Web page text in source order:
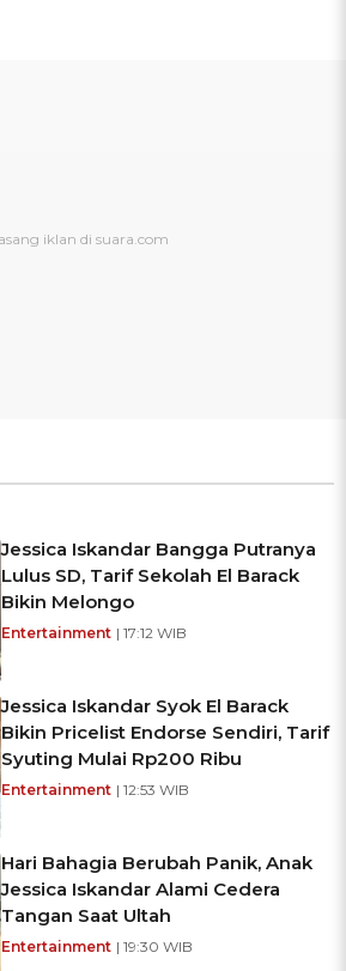
Jessica Iskandar Bangga Putranya
Lulus SD, Tarif Sekolah El Barack
Bikin Melongo
Entertainment | 17:12 WIB
Jessica Iskandar Syok El Barack
Bikin Pricelist Endorse Sendiri, Tarif
Syuting Mulai Rp200 Ribu
Entertainment | 12:53 WIB
Hari Bahagia Berubah Panik, Anak
Jessica Iskandar Alami Cedera
Tangan Saat Ultah
Entertainment | 19:30 WIB